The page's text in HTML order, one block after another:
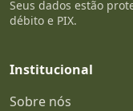
Seus dados estão
débito e PIX.
Institucional
Sobre nós